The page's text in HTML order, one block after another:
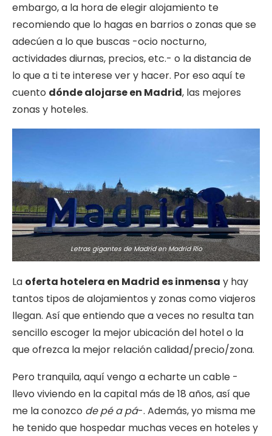
embargo, a la hora de elegir alojamiento te
recomiendo que lo hagas en barrios o zonas que se
adecúen a lo que buscas -ocio nocturno,
actividades diurnas, precios, etc.- o la distancia de
lo que a ti te interese ver y hacer. Por eso aquí te
cuento dónde alojarse en Madrid, las mejores
zonas y hoteles.
Letras gigantes de Madrid en Madrid Río
La oferta hotelera en Madrid es inmensa y hay
tantos tipos de alojamientos y zonas como viajeros
llegan. Así que entiendo que a veces no resulta tan
sencillo escoger la mejor ubicación del hotel o la
que ofrezca la mejor relación calidad/precio/zona.
Pero tranquila, aquí vengo a echarte un cable -
llevo viviendo en la capital más de 18 años, así que
me la conozco de pé a pá-. Además, yo misma me
he tenido que hospedar muchas veces en hoteles y